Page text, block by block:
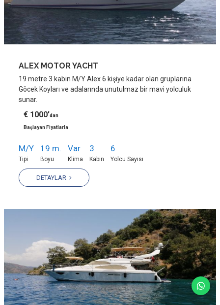
ALEX MOTOR YACHT
19 metre 3 kabin M/Y Alex 6 kişiye kadar olan gruplarına
Göcek Koyları ve adalarında unutulmaz bir mavi yolculuk
sunar.
€ 1000'dan
Başlayan Fiyatlarla
M/Y
Tipi
19 m.
Boyu
Var
Klima
3
Kabin
6
Yolcu Sayısı
DETAYLAR